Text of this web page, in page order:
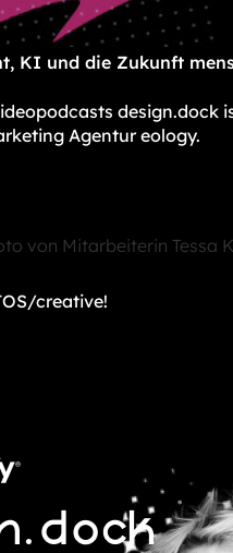
KI und die Zukunft
design.dock
Agentur eology.
creative!